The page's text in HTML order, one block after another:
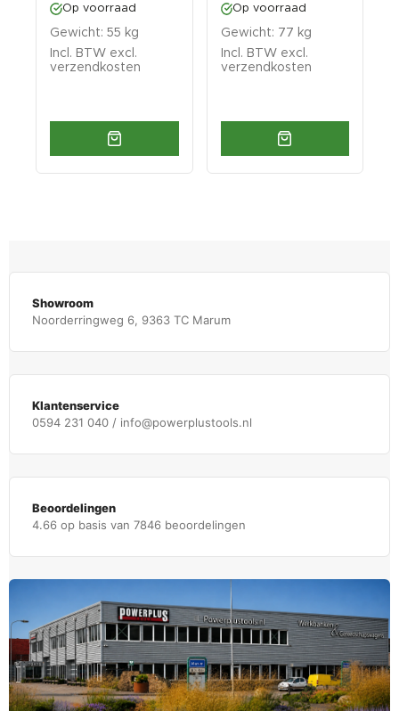
Op voorraad
Gewicht: 55 kg
Incl. BTW excl.
verzendkosten
Op voorraad
Gewicht: 77 kg
Incl. BTW excl.
verzendkosten
Showroom
Noorderringweg 6, 9363 TC Marum
Klantenservice
0594 231 040 / info@powerplustools.nl
Beoordelingen
4.66 op basis van 7846 beoordelingen